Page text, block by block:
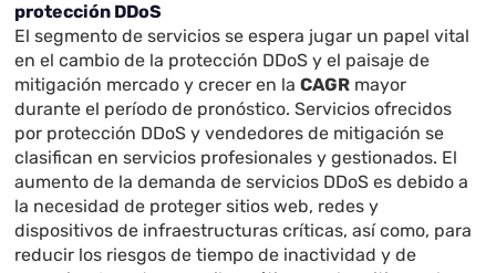
protección DDoS
El segmento de servicios se espera jugar un papel vital
en el cambio de la protección DDoS y el paisaje de
mitigación mercado y crecer en laCAGR mayor
durante el período de pronóstico. Servicios ofrecidos
por protección DDoS y vendedores de mitigación se
clasifican en servicios profesionales y gestionados. El
aumento de la demanda de servicios DDoS es debido a
la necesidad de proteger sitios web, redes y
dispositivos de infraestructuras críticas, así como, para
reducir los riesgos de tiempo de inactividad y de